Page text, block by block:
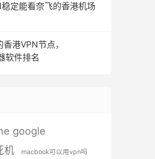
定能看奈飞的香港机场
港VPN节点，
软件排名
google
机
macbook可以用vpn吗